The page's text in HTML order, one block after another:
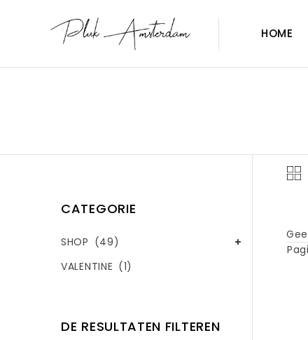
HOME
CATEGORIE
SHOP (49)
VALENTINE (1)
DE RESULTATEN FILTEREN